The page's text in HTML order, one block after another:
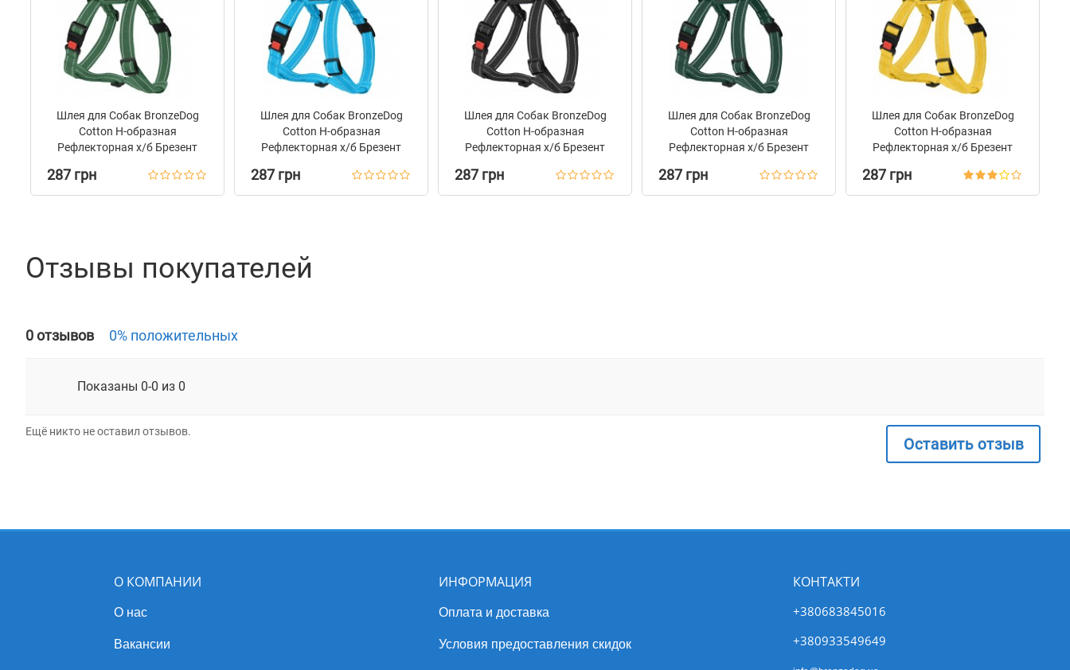
Шлея для Собак BronzeDog
Сotton Н-образная
Рефлекторная х/б Брезент
287 грн
Шлея для Собак BronzeDog
Сotton Н-образная
Рефлекторная х/б Брезент
287 грн
Шлея для Собак BronzeDog
Сotton Н-образная
Рефлекторная х/б Брезент
287 грн
Шлея для Собак BronzeDog
Сotton Н-образная
Рефлекторная х/б Брезент
287 грн
Шлея для Собак BronzeDog
Сotton Н-образная
Рефлекторная х/б Брезент
287 грн
Отзывы покупателей
0 отзывов 0% положительных
Показаны 0-0 из 0
Ещё никто не оставил отзывов.
Оставить отзыв
О КОМПАНИИ
О нас
Вакансии
ИНФОРМАЦИЯ
Оплата и доставка
Условия предоставления скидок
КОНТАКТИ
+380683845016
+380933549649